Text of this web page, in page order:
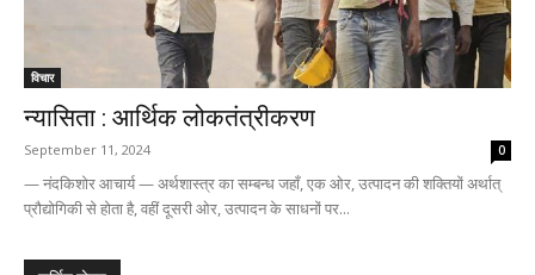
विचार
न्यासिता : आर्थिक लोकतंत्रीकरण
September 11, 2024 0
— नंदकिशोर आचार्य — अर्थशास्त्र का सम्बन्ध जहाँ, एक ओर, उत्पादन की शक्तियों अर्थात्
प्रौद्योगिकी से होता है, वहीं दूसरी ओर, उत्पादन के साधनों पर...